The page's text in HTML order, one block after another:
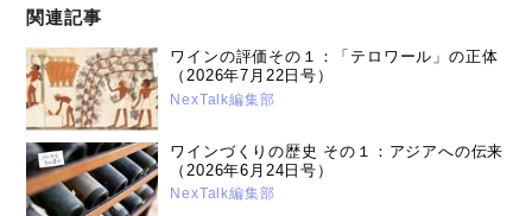
関連記事
ワインの評価その１：「テロワール」の正体
（2026年7月22日号）
NexTalk編集部
ワインづくりの歴史 その１：アジアへの伝来
（2026年6月24日号）
NexTalk編集部